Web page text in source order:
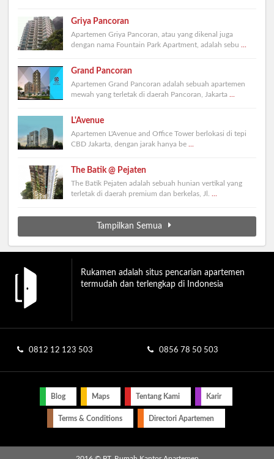
Griya Pancoran
Apartemen Griya Pancoran, atau yang dikenal juga
dengan nama Fountain Park Apartment, adalah sebu
Grand Pancoran
Apartemen Grand Pancoran adalah sebuah apartemen
mewah yang terletak di daerah Pancoran, Jakarta
L'Avenue
Apartemen L'Avenue and Office Tower berlokasi di tepi
CBD Jakarta, dengan jarak hanya be
The Batik @ Pejaten
The Batik Pejaten adalah sebuah hunian vertikal yang
terletak di daerah premium dan berkelas, Jl.
Tampilkan Semua
Rukamen adalah situs pencarian apartemen
termudah dan terlengkap di Indonesia
0812 12 123 503 0856 78 50 503
Blog Maps Tentang Kami Karir
Terms & Conditions Directori Apartemen